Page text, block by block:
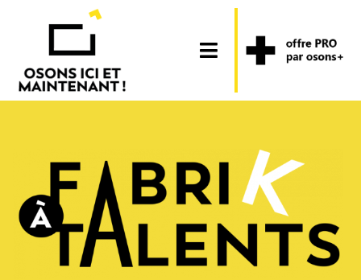
Toggle
Navigation
Nos programmes
Nous soutenir